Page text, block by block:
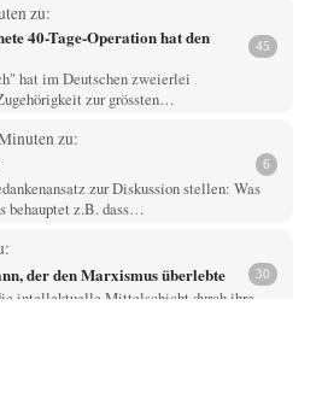
zu:
40-Tage-Operation hat den
45
hat im Deutschen zweierlei
zur grössten…
zu:
6
zur Diskussion stellen: Was
behauptet z.B. dass…
der den Marxismus überlebte 30
intellektuelle Mittelschicht durch ihre